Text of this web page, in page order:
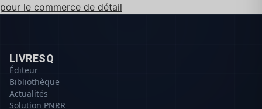
pour le commerce de détail
LIVRESQ
Éditeur
Bibliothèque
Actualités
Solution PNRR